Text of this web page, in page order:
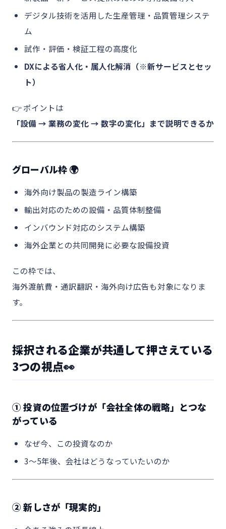
デジタル技術を活用した生産管理・品質管理システ
ム
試作・評価・検証工程の高度化
DXによる省人化・属人化解消（※新サービスとセッ
ト）
👉 ポイントは
「設備 → 業務の変化 → 数字の変化」まで説明できるか
グローバル枠 🌍
海外向け製品の製造ライン構築
輸出対応のための設備・品質体制整備
インバウンド対応のシステム構築
海外企業との共同開発に必要な設備投資
この枠では、
海外渡航費・通訳翻訳・海外向け広告も対象になりま
す。
採択される企業が共通して押さえている
3つの視点👀
① 投資の位置づけが「会社全体の戦略」とつな
がっている
なぜ今、この投資なのか
3〜5年後、会社はどうなっていたいのか
② 新しさが「現実的」